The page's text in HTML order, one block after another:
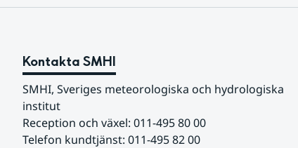
Kontakta SMHI
SMHI, Sveriges meteorologiska och hydrologiska
institut
Reception och växel: 011-495 80 00
Telefon kundtjänst: 011-495 82 00